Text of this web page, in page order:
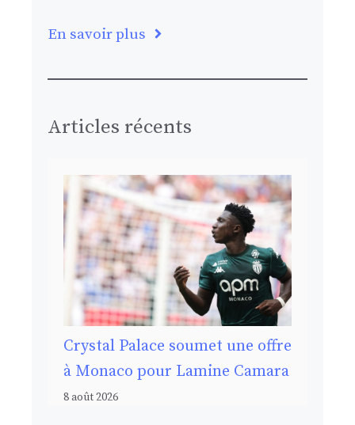
En savoir plus
Articles récents
Crystal Palace soumet une offre
à Monaco pour Lamine Camara
8 août 2026